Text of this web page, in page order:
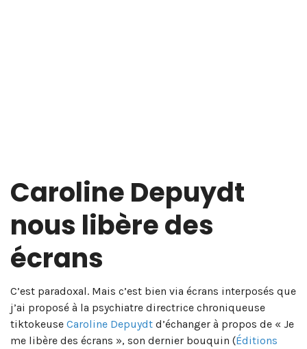
Caroline Depuydt
nous libère des
écrans
C’est paradoxal. Mais c’est bien via écrans interposés que
j’ai proposé à la psychiatre directrice chroniqueuse
tiktokeuse Caroline Depuydt d’échanger à propos de « Je
me libère des écrans », son dernier bouquin (Éditions